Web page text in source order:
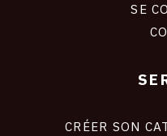
SE
CRÉER SON